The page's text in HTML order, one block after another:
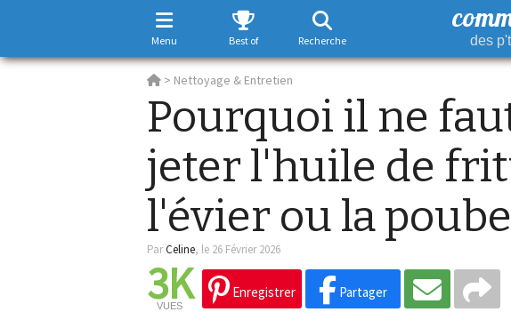
Menu Best of Recherche des
> Nettoyage & Entretien
Pourquoi il ne
jeter l'huile de
l'évier ou la
ParCeline, le 26 Février 2026
3K
VUES
Enregistrer Partager